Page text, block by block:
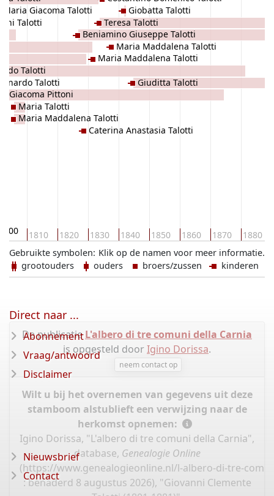
1810 1820 1830 1840 1850 1860 1870 1880
Talotti
Talotti
Talotti
Maria Giacoma Talotti
Giacoma Pittoni
Maria Talotti
Maria Maddalena Talotti
Beniamino Giuseppe Talotti
Caterina Anastasia Talotti
Maria Maddalena Talotti
Teresa Talotti
Maria Maddalena Talotti
Giobatta Talotti
Giuditta Talotti
Klik op de namen voor meer informatie.
Gebruikte symbolen:
grootouders
ouders broers/zussen kinderen
De publicatieL'albero di tre comuni della Carnia
is opgesteld doorIgino Dorissa.
neem contact op
Wilt u bij het overnemen van gegevens uit deze
stamboom alstublieft een verwijzing naar de
herkomst opnemen:
Igino Dorissa, "L'albero di tre comuni della Carnia",
database, Genealogie Online
(https://www.genealogieonline.nl/l-albero-di-tre-
: benaderd 8 augustus 2026), "Giovanni Clemente
Direct naar ...
Abonnement
Vraag/antwoord
Disclaimer
Nieuwsbrief
Contact